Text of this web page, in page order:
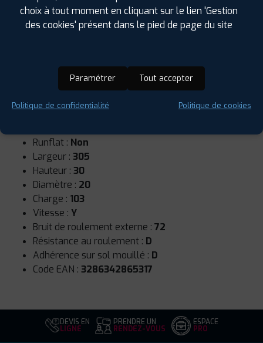
Runflat : Non
Largeur : 305
Hauteur : 30
Diamètre : 20
Charge : 103
Vitesse : Y
Bruit de roulement externe : 72
Résistance au roulement : D
Adhérence sur sol mouillé : D
Code EAN : 3286342865317
DEVIS EN
LIGNE
PRENDRE UN
RENDEZ-VOUS
ESPACE
PRO
choix à tout moment en cliquant sur le lien 'Gestion
des cookies' présent dans le pied de page du site
Paramétrer Tout accepter
Politique de confidentialité Politique de cookies